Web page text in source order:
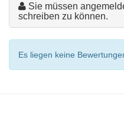
Sie müssen
schreiben zu können.
Es liegen keine